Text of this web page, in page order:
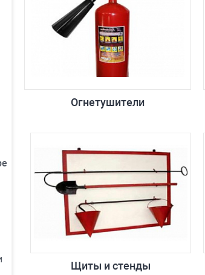
Огнетушители
Щиты и стенды